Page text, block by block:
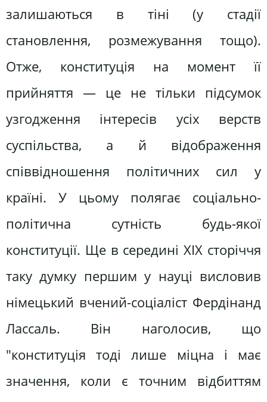
залишаються в тіні (у стадії
становлення, розмежування тощо).
Отже, конституція на момент її
прийняття — це не тільки підсумок
узгодження інтересів усіх верств
суспільства, а й відображення
співвідношення політичних сил у
країні. У цьому полягає соціально-
політична сутність будь-якої
конституції. Ще в середині XIX сторіччя
таку думку першим у науці висловив
німецький вчений-соціаліст Фердінанд
Лассаль. Він наголосив, що
"конституція тоді лише міцна і має
значення, коли є точним відбиттям